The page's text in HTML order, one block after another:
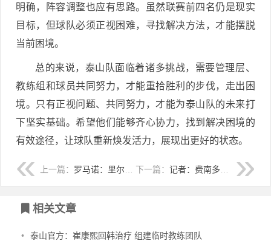
明确，阵容调整也应有思路。虽然联赛前四名仍是现实
目标，但球队必须正视困难，寻找解决方法，才能摆脱
当前困境。
总的来说，泰山队面临着诸多挑战，需要管理层、
教练组和球员共同努力，才能重拾胜利的步伐，走出困
境。只有正视问题、共同努力，才能为泰山队的未来打
下坚实基础。希望他们能够齐心协力，找到解决困境的
有效途径，让球队重新焕发活力，展现出更好的状态。
上一篇： 罗马诺：里尔18岁中后卫约罗心属皇马 下一篇： 记者：费南多已是中国籍 若不遵守500万限薪或影响团结
相关文章
• 泰山官方：崔康熙回韩治疗 组建临时教练团队